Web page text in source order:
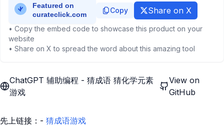
Copy Share on X
• Copy the embed code to showcase this product on your
website
• Share on X to spread the word about this amazing tool
ChatGPT 辅助编程 - 猜成语 猜化学元素
游戏
View on
GitHub
先上链接：- 猜成语游戏